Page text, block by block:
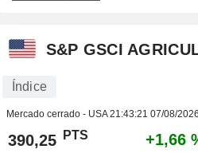
S&P GSCI
Índice
Mercado cerrado - USA21:43:21 07/08/2026
390,25 PTS +1,66